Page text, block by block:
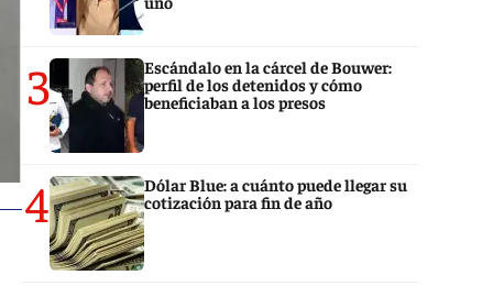
3
Escándalo en la cárcel de Bouwer:
perfil de los detenidos y cómo
beneficiaban a los presos
4
Dólar Blue: a cuánto puede llegar su
cotización para fin de año